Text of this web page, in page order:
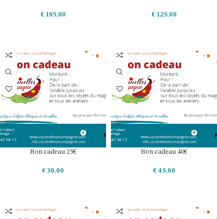
€105,00 €125,00
Bon cadeau 25€
€ 30,00
Bon cadeau 40€
€45,00